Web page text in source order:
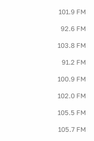
101.9 FM
92.6 FM
103.8 FM
91.2 FM
100.9 FM
102.0 FM
105.5 FM
105.7 FM